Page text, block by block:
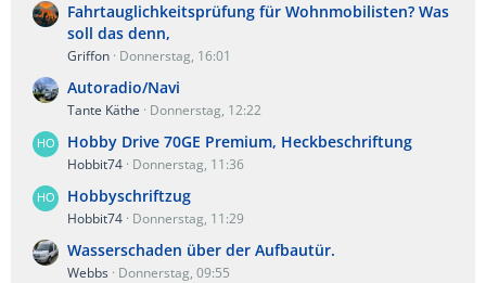
Fahrtauglichkeitsprüfung für Wohnmobilisten? Was
soll das denn,
Griffon Donnerstag, 16:01
Autoradio/Navi
Tante Käthe Donnerstag, 12:22
Hobby Drive 70GE Premium, Heckbeschriftung
Hobbit74 Donnerstag, 11:36
Hobbyschriftzug
Hobbit74 Donnerstag, 11:29
Wasserschaden über der Aufbautür.
Webbs Donnerstag, 09:55